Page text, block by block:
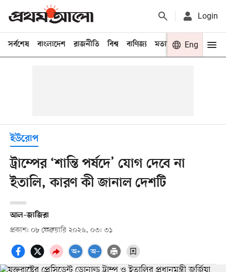
Login
সর্বশেষ বাংলাদেশ রাজনীতি বিশ্ব বাণিজ্য মতামত খেলা
Eng
ইউরোপ
ট্রাম্পের ‘শান্তি পর্ষদে’ যোগ দেবে না
ইতালি, কারণ কী জানাল দেশটি
আল–জাজিরা
প্রকাশ: ০৮ ফেব্রুয়ারি ২০২৬, ০৩: ৩১